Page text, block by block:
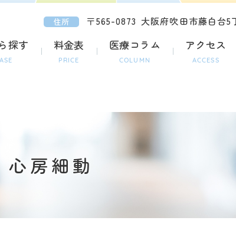
住所 〒565-0873 大阪府吹田市藤白台5
探す 料金表
PRICE
医療コラム
COLUMN
アクセス
ACCESS
心房細動